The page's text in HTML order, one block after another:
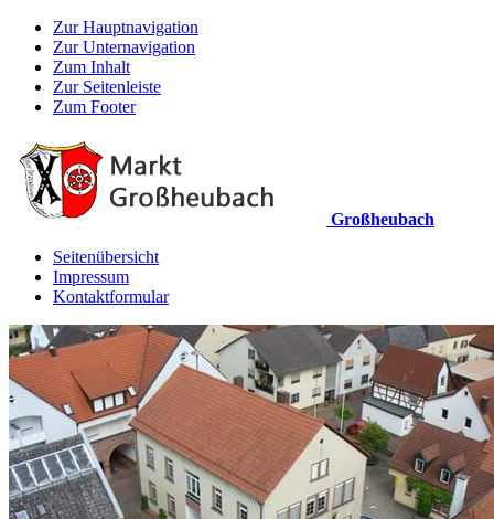
Zur Hauptnavigation
Zur Unternavigation
Zum Inhalt
Zur Seitenleiste
Zum Footer
Großheubach
Seitenübersicht
Impressum
Kontaktformular